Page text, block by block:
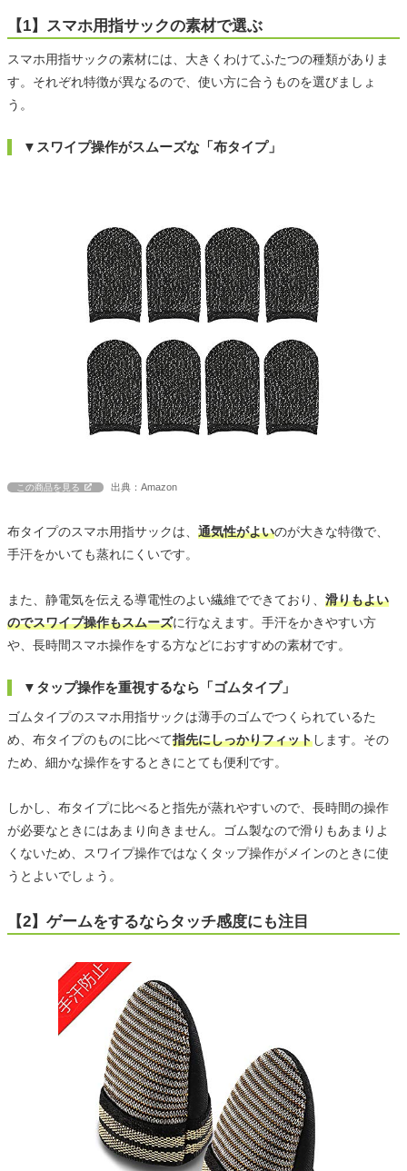
【1】スマホ用指サックの素材で選ぶ
スマホ用指サックの素材には、大きくわけてふたつの種類がありま
す。それぞれ特徴が異なるので、使い方に合うものを選びましょ
う。
▼スワイプ操作がスムーズな「布タイプ」
この商品を見る 出典：Amazon
布タイプのスマホ用指サックは、 通気性がよいのが大きな特徴で、
手汗をかいても蒸れにくいです。
また、静電気を伝える導電性のよい繊維でできており、 滑りもよい
のでスワイプ操作もスムーズに行なえます。手汗をかきやすい方
や、長時間スマホ操作をする方などにおすすめの素材です。
▼タップ操作を重視するなら「ゴムタイプ」
ゴムタイプのスマホ用指サックは薄手のゴムでつくられているた
め、布タイプのものに比べて指先にしっかりフィットします。その
ため、細かな操作をするときにとても便利です。
しかし、布タイプに比べると指先が蒸れやすいので、長時間の操作
が必要なときにはあまり向きません。ゴム製なので滑りもあまりよ
くないため、スワイプ操作ではなくタップ操作がメインのときに使
うとよいでしょう。
【2】ゲームをするならタッチ感度にも注目